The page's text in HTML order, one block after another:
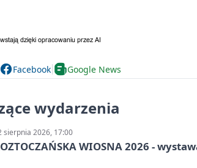
Facebook Google News
wydarzenia
sierpnia 2026, 17:00
WIOSNA 2026 -